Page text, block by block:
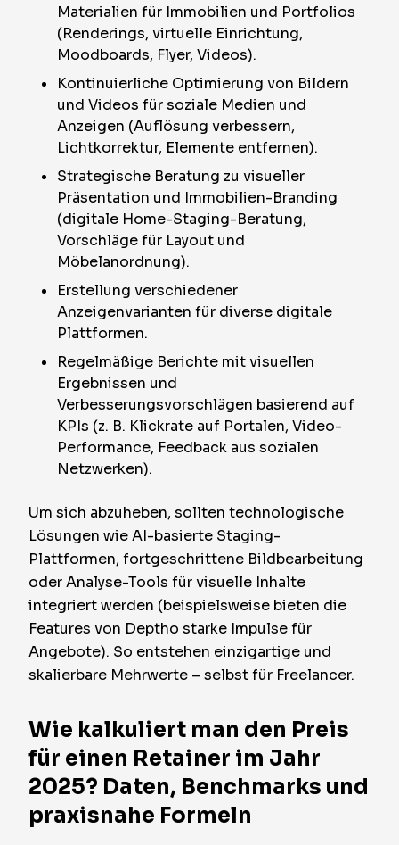
Materialien für Immobilien und Portfolios
(Renderings, virtuelle Einrichtung,
Moodboards, Flyer, Videos).
Kontinuierliche Optimierung von Bildern
und Videos für soziale Medien und
Anzeigen (Auflösung verbessern,
Lichtkorrektur, Elemente entfernen).
Strategische Beratung zu visueller
Präsentation und Immobilien-Branding
(digitale Home-Staging-Beratung,
Vorschläge für Layout und
Möbelanordnung).
Erstellung verschiedener
Anzeigenvarianten für diverse digitale
Plattformen.
Regelmäßige Berichte mit visuellen
Ergebnissen und
Verbesserungsvorschlägen basierend auf
KPIs (z. B. Klickrate auf Portalen, Video-
Performance, Feedback aus sozialen
Netzwerken).
Um sich abzuheben, sollten technologische
Lösungen wie AI-basierte Staging-
Plattformen, fortgeschrittene Bildbearbeitung
oder Analyse-Tools für visuelle Inhalte
integriert werden (beispielsweise bieten die
Features von Deptho starke Impulse für
Angebote). So entstehen einzigartige und
skalierbare Mehrwerte – selbst für Freelancer.
Wie kalkuliert man den Preis
für einen Retainer im Jahr
2025? Daten, Benchmarks und
praxisnahe Formeln